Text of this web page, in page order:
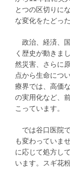
とつの区切りに
な変化をたどっ
政治、経済、
く歴史が動きま
然災害、さらに
点から生命につ
療界では、高価
の実用化など、
こっています。
では谷口医院
も変わっていま
に応じて処方し
います。スギ花